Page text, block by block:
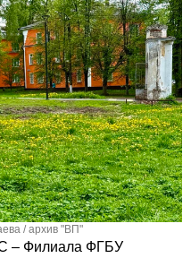
/ архив "ВП"
– Филиала ФГБУ